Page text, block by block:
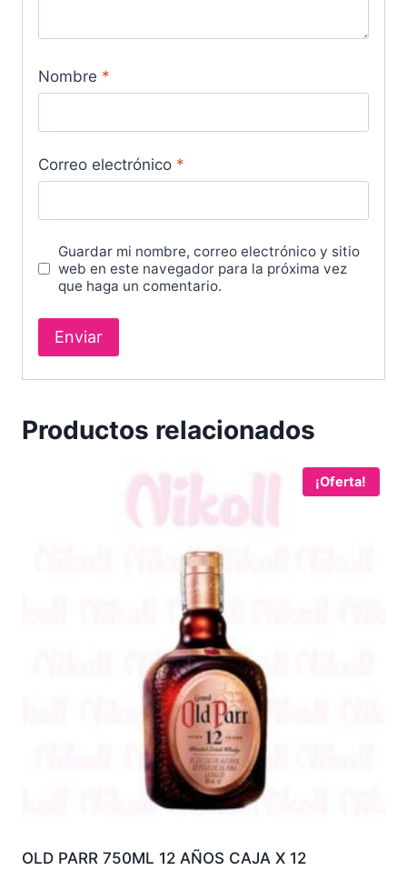
Nombre *
Correo electrónico *
Guardar mi nombre, correo electrónico y sitio
web en este navegador para la próxima vez
que haga un comentario.
Productos relacionados
¡Oferta!
OLD PARR 750ML 12 AÑOS CAJA X 12